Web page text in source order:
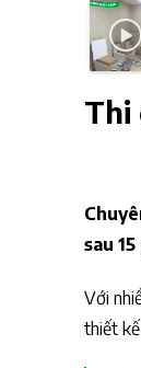
Thi
sau
Với
thiết